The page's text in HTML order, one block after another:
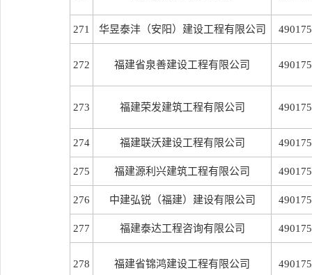
271 华昱泰沣（安阳）建设工程有限公司
272 福建省泉善建设工程有限公司
273 福建荣发建筑工程有限公司
274 福建联沃建设工程有限公司
275 福建源利兴建筑工程有限公司
276 中建弘锐（福建）建设有限公司
277 福建泰达工程咨询有限公司
278 福建省锦鸿建设工程有限公司